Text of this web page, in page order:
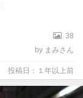
38
by まみさん
投稿日：１年以上前